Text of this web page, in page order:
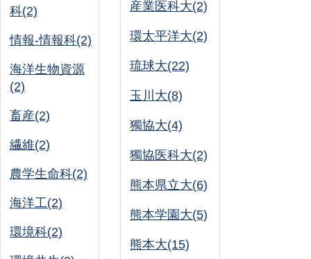
科(2)
情報-情報科(2)
海洋生物資源
(2)
畜産(2)
繊維(2)
農学生命科(2)
海洋工(2)
環境科(2)
産業医科大(2)
環太平洋大(2)
琉球大(22)
玉川大(8)
獨協大(4)
獨協医科大(2)
熊本県立大(6)
熊本学園大(5)
熊本大(15)